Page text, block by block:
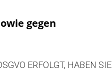
gegen
ERFOLGT, HABEN SIE